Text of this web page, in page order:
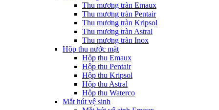
Thu mương tràn Emaux
Thu mương tràn Pentair
Thu mương tràn Kripsol
Thu mương tràn Astral
Thu mương tràn Inox
Hôp thu nước mặt
Hộp thu Emaux
Hộp thu Pentair
Hộp thu Kripsol
Hộp thu Astral
Hộp thu Waterco
Mắt hút vệ sinh